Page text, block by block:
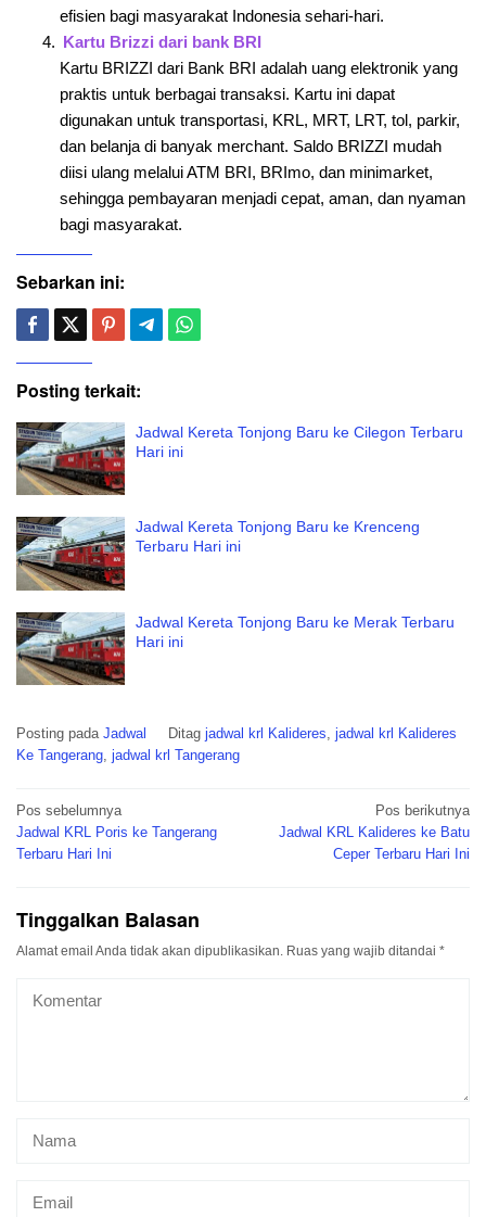
efisien bagi masyarakat Indonesia sehari-hari.
Kartu Brizzi dari bank BRI
Kartu BRIZZI dari Bank BRI adalah uang elektronik yang
praktis untuk berbagai transaksi. Kartu ini dapat
digunakan untuk transportasi, KRL, MRT, LRT, tol, parkir,
dan belanja di banyak merchant. Saldo BRIZZI mudah
diisi ulang melalui ATM BRI, BRImo, dan minimarket,
sehingga pembayaran menjadi cepat, aman, dan nyaman
bagi masyarakat.
Sebarkan ini:
Posting terkait:
Jadwal Kereta Tonjong Baru ke Cilegon Terbaru
Hari ini
Jadwal Kereta Tonjong Baru ke Krenceng
Terbaru Hari ini
Jadwal Kereta Tonjong Baru ke Merak Terbaru
Hari ini
Posting pada Jadwal Ditag jadwal krl Kalideres, jadwal krl Kalideres
Ke Tangerang, jadwal krl Tangerang
Navigasi
pos
Pos sebelumnya
Jadwal KRL Poris ke Tangerang
Terbaru Hari Ini
Pos berikutnya
Jadwal KRL Kalideres ke Batu
Ceper Terbaru Hari Ini
Tinggalkan Balasan
Alamat email Anda tidak akan dipublikasikan. Ruas yang wajib ditandai *